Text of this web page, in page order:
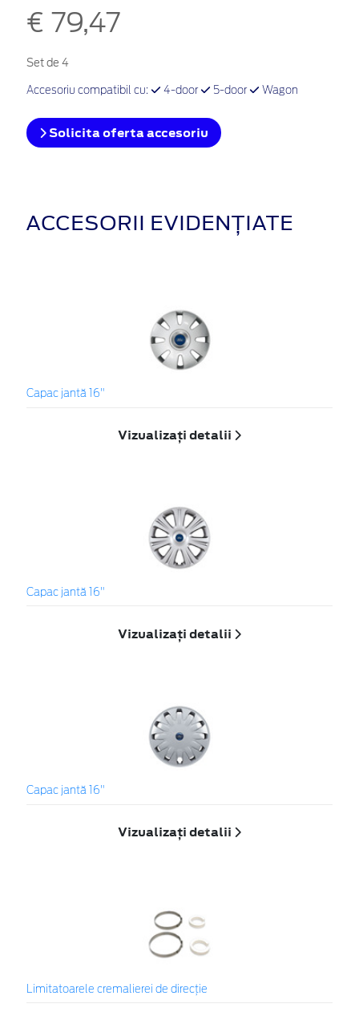
€ 79,47
Set de 4
Accesoriu compatibil cu: 4-door 5-door Wagon
Solicita oferta accesoriu
ACCESORII EVIDENȚIATE
Capac jantă 16"
Vizualizați detalii
Capac jantă 16"
Vizualizați detalii
Capac jantă 16"
Vizualizați detalii
Limitatoarele cremalierei de direcţie